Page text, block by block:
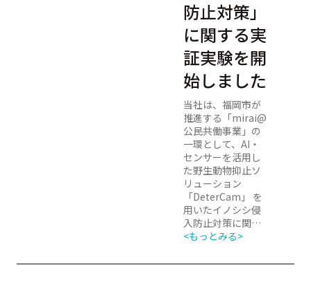
防止対策」
に関する実
証実験を開
始しました
当社は、福岡市が
推進する「mirai@
公民共働事業」の
一環として、AI・
センサーを活用し
た野生動物抑止ソ
リューション
「DeterCam」 を
用いたイノシシ侵
入防止対策に関…
<もっとみる>